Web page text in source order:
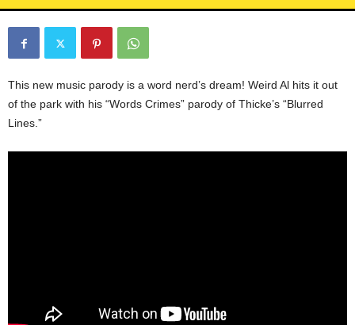
L
This new music parody is a word nerd’s dream! Weird Al hits it out
of the park with his “Words Crimes” parody of Thicke’s “Blurred
Lines.”